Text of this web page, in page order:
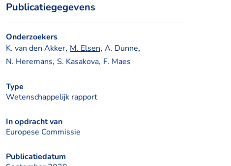
Publicatiegegevens
Onderzoekers
K. van den Akker, M. Elsen, A. Dunne,
N. Heremans, S. Kasakova, F. Maes
Type
Wetenschappelijk rapport
In opdracht van
Europese Commissie
Publicatiedatum